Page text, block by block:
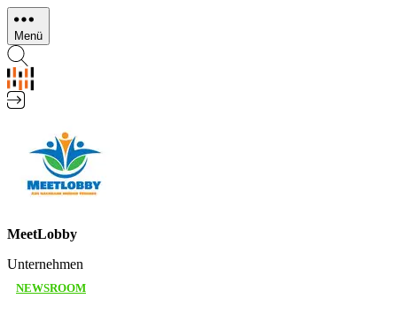
Direkt
zum
Inhalt
Menü
MeetLobby
Unternehmen
NEWSROOM